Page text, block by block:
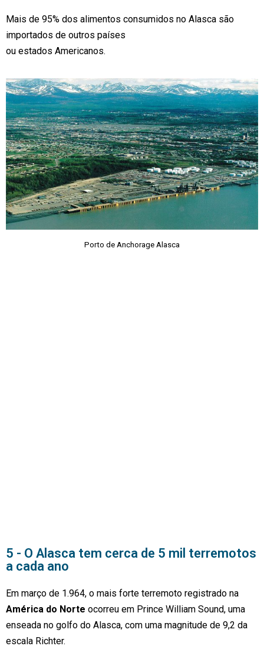
Mais de 95% dos alimentos consumidos no Alasca são
importados de outros países
ou estados Americanos.
Porto de Anchorage Alasca
5 - O Alasca tem cerca de 5 mil terremotos
a cada ano
Em março de 1.964, o mais forte terremoto registrado na
América do Norte ocorreu em Prince William Sound, uma
enseada no golfo do Alasca, com uma magnitude de 9,2 da
escala Richter.